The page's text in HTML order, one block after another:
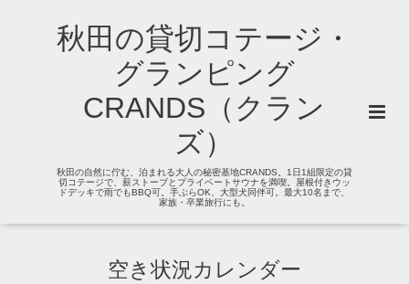
秋田の貸切コテージ・
グランピング
CRANDS（クラン
ズ）
秋田の自然に佇む、泊まれる大人の秘密基地CRANDS。1日1組限定の貸
切コテージで、薪ストーブとプライベートサウナを満喫。屋根付きウッ
ドデッキで雨でもBBQ可。手ぶらOK、大型犬同伴可。最大10名まで、
家族・卒業旅行にも。
空き状況カレンダー